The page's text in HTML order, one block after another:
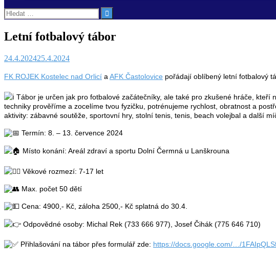
Vyhledávání
Letní fotbalový tábor
24.4.202425.4.2024
FK ROJEK Kostelec nad Orlicí aAFK Častolovice pořádají oblíbený letní fotbalový
Tábor je určen jak pro fotbalové začátečníky, ale také pro zkušené hráče,
techniky prověříme a zocelíme tvou fyzičku, potrénujeme rychlost, obratnost a
aktivity: zábavné soutěže, sportovní hry, stolní tenis, tenis, beach volejbal a další
Termín: 8. – 13. července 2024
Místo konání: Areál zdraví a sportu Dolní Čermná u Lanškrouna
Věkové rozmezí: 7-17 let
Max. počet 50 dětí
Cena: 4900,- Kč, záloha 2500,- Kč splatná do 30.4.
Odpovědné osoby: Michal Rek (733 666 977), Josef Čihák (775 646 710)
Přihlašování na tábor přes formulář zde: https://docs.google.com/…/